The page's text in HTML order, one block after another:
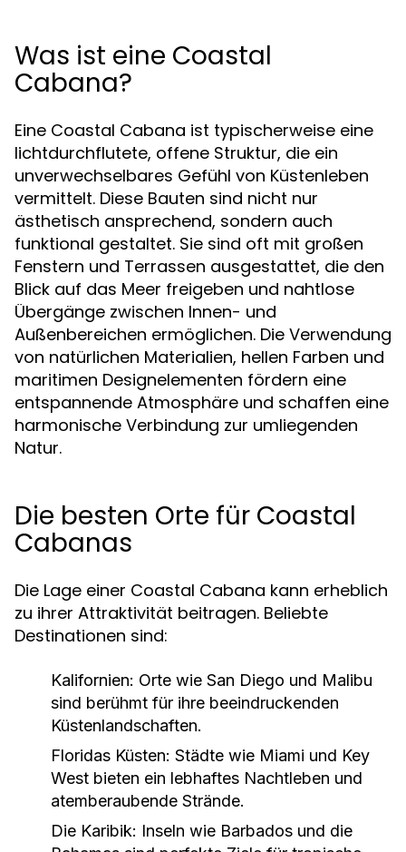
Was ist eine Coastal
Cabana?
Eine Coastal Cabana ist typischerweise eine
lichtdurchflutete, offene Struktur, die ein
unverwechselbares Gefühl von Küstenleben
vermittelt. Diese Bauten sind nicht nur
ästhetisch ansprechend, sondern auch
funktional gestaltet. Sie sind oft mit großen
Fenstern und Terrassen ausgestattet, die den
Blick auf das Meer freigeben und nahtlose
Übergänge zwischen Innen- und
Außenbereichen ermöglichen. Die Verwendung
von natürlichen Materialien, hellen Farben und
maritimen Designelementen fördern eine
entspannende Atmosphäre und schaffen eine
harmonische Verbindung zur umliegenden
Natur.
Die besten Orte für Coastal
Cabanas
Die Lage einer Coastal Cabana kann erheblich
zu ihrer Attraktivität beitragen. Beliebte
Destinationen sind:
Kalifornien: Orte wie San Diego und Malibu
sind berühmt für ihre beeindruckenden
Küstenlandschaften.
Floridas Küsten: Städte wie Miami und Key
West bieten ein lebhaftes Nachtleben und
atemberaubende Strände.
Die Karibik: Inseln wie Barbados und die